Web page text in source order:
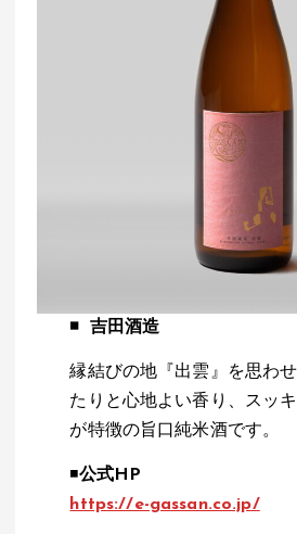
◾️ 吉田酒造
縁結びの地『出雲』を思わ
たりと心地よい香り、スッ
が特徴の旨口純米酒です。
◾️公式HP
https://e-gassan.co.jp/